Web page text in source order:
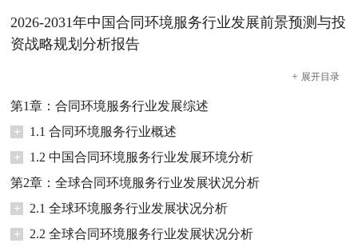
2026-2031年中国合同环境服务行业发展前景预测与投
资战略规划分析报告
+ 展开目录
第1章：合同环境服务行业发展综述
+
1.1 合同环境服务行业概述
+
1.2 中国合同环境服务行业发展环境分析
第2章：全球合同环境服务行业发展状况分析
+
2.1 全球环境服务行业发展状况分析
+
2.2 全球合同环境服务行业发展状况分析